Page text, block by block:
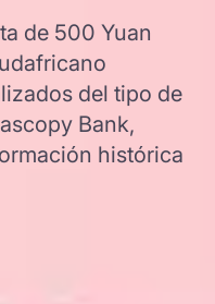
de 500 Yuan
del tipo de
Bank,
histórica